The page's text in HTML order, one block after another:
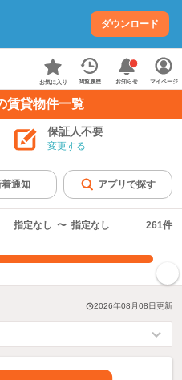
ダウンロード
お気に入り 閲覧履歴 お知らせ マイページ
賃貸物件一覧
保証人不要
変更する
通知 アプリで探す
指定なし 〜 指定なし 261件
2026年08月08日更新